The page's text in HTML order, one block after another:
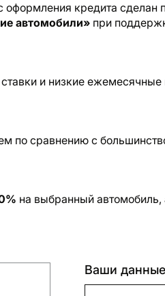
кредита сделан
автомобили» при
и низкие ежемесячные
по сравнению с
на выбранный
Ваши